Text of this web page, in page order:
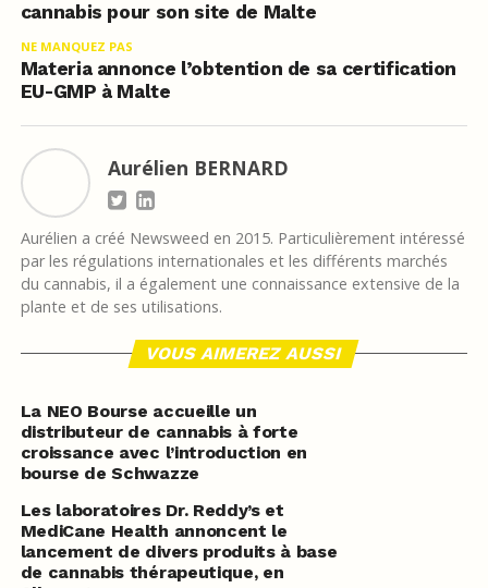
cannabis pour son site de Malte
NE MANQUEZ PAS
Materia annonce l’obtention de sa certification
EU-GMP à Malte
Aurélien BERNARD
Aurélien a créé Newsweed en 2015. Particulièrement intéressé
par les régulations internationales et les différents marchés
du cannabis, il a également une connaissance extensive de la
plante et de ses utilisations.
VOUS AIMEREZ AUSSI
La NEO Bourse accueille un
distributeur de cannabis à forte
croissance avec l’introduction en
bourse de Schwazze
Les laboratoires Dr. Reddy’s et
MediCane Health annoncent le
lancement de divers produits à base
de cannabis thérapeutique, en